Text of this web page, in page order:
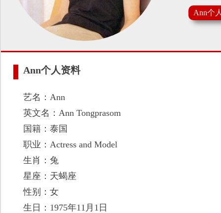
Ann个
Ann个人资料
艺名：Ann
英文名：Ann Tongprasom
国籍：泰国
职业：Actress and Model
生肖：兔
星座：天蝎座
性别：女
生日：1975年11月1日